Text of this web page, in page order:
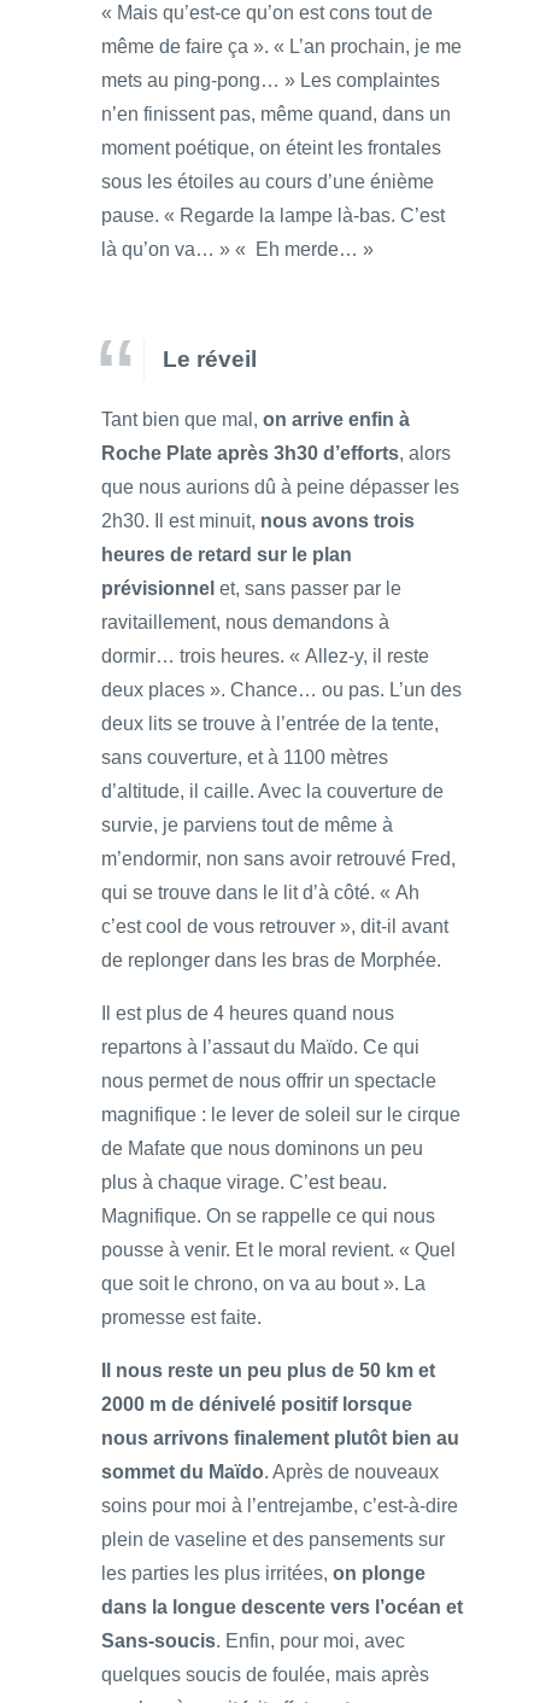
« Mais qu’est-ce qu’on est cons tout de
même de faire ça ». « L’an prochain, je me
mets au ping-pong… » Les complaintes
n’en finissent pas, même quand, dans un
moment poétique, on éteint les frontales
sous les étoiles au cours d’une énième
pause. « Regarde la lampe là-bas. C’est
là qu’on va… » « Eh merde… »
Le réveil
Tant bien que mal, on arrive enfin à
Roche Plate après 3h30 d’efforts, alors
que nous aurions dû à peine dépasser les
2h30. Il est minuit, nous avons trois
heures de retard sur le plan
prévisionnel et, sans passer par le
ravitaillement, nous demandons à
dormir… trois heures. « Allez-y, il reste
deux places ». Chance… ou pas. L’un des
deux lits se trouve à l’entrée de la tente,
sans couverture, et à 1100 mètres
d’altitude, il caille. Avec la couverture de
survie, je parviens tout de même à
m’endormir, non sans avoir retrouvé Fred,
qui se trouve dans le lit d’à côté. « Ah
c’est cool de vous retrouver », dit-il avant
de replonger dans les bras de Morphée.
Il est plus de 4 heures quand nous
repartons à l’assaut du Maïdo. Ce qui
nous permet de nous offrir un spectacle
magnifique : le lever de soleil sur le cirque
de Mafate que nous dominons un peu
plus à chaque virage. C’est beau.
Magnifique. On se rappelle ce qui nous
pousse à venir. Et le moral revient. « Quel
que soit le chrono, on va au bout ». La
promesse est faite.
Il nous reste un peu plus de 50 km et
2000 m de dénivelé positif lorsque
nous arrivons finalement plutôt bien au
sommet du Maïdo. Après de nouveaux
soins pour moi à l’entrejambe, c’est-à-dire
plein de vaseline et des pansements sur
les parties les plus irritées, on plonge
dans la longue descente vers l’océan et
Sans-soucis. Enfin, pour moi, avec
quelques soucis de foulée, mais après